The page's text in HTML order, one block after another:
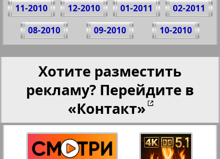
02-2011
01-2011
12-2010
11-2010
10-2010
09-2010
08-2010
Хотите разместить
рекламу? Перейдите в
«Контакт»